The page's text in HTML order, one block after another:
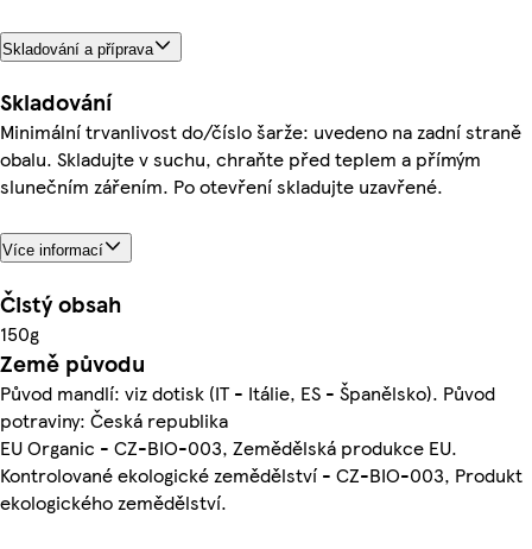
Skladování a příprava
Skladování
Minimální trvanlivost do/číslo šarže: uvedeno na zadní straně
obalu. Skladujte v suchu, chraňte před teplem a přímým
slunečním zářením. Po otevření skladujte uzavřené.
Více informací
Čistý obsah
150g
Země původu
Původ mandlí: viz dotisk (IT - Itálie, ES - Španělsko). Původ
potraviny: Česká republika
EU Organic - CZ-BIO-003, Zemědělská produkce EU.
Kontrolované ekologické zemědělství - CZ-BIO-003, Produkt
ekologického zemědělství.